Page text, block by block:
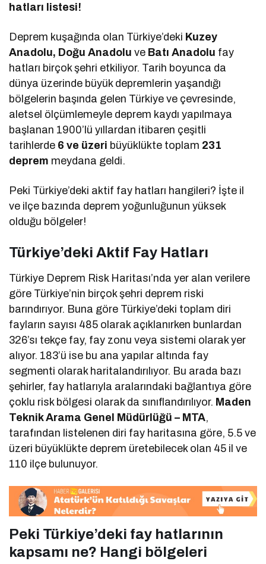
hatları listesi!
Deprem kuşağında olan Türkiye’deki Kuzey
Anadolu, Doğu Anadolu ve Batı Anadolu fay
hatları birçok şehri etkiliyor. Tarih boyunca da
dünya üzerinde büyük depremlerin yaşandığı
bölgelerin başında gelen Türkiye ve çevresinde,
aletsel ölçümlemeyle deprem kaydı yapılmaya
başlanan 1900’lü yıllardan itibaren çeşitli
tarihlerde 6 ve üzeri büyüklükte toplam 231
deprem meydana geldi.
Peki Türkiye’deki aktif fay hatları hangileri? İşte il
ve ilçe bazında deprem yoğunluğunun yüksek
olduğu bölgeler!
Türkiye’deki Aktif Fay Hatları
Türkiye Deprem Risk Haritası’nda yer alan verilere
göre Türkiye’nin birçok şehri deprem riski
barındırıyor. Buna göre Türkiye’deki toplam diri
fayların sayısı 485 olarak açıklanırken bunlardan
326’sı tekçe fay, fay zonu veya sistemi olarak yer
alıyor. 183’ü ise bu ana yapılar altında fay
segmenti olarak haritalandırılıyor. Bu arada bazı
şehirler, fay hatlarıyla aralarındaki bağlantıya göre
çoklu risk bölgesi olarak da sınıflandırılıyor. Maden
Teknik Arama Genel Müdürlüğü – MTA,
tarafından listelenen diri fay haritasına göre, 5.5 ve
üzeri büyüklükte deprem üretebilecek olan 45 il ve
110 ilçe bulunuyor.
Peki Türkiye’deki fay hatlarının
kapsamı ne? Hangi bölgeleri